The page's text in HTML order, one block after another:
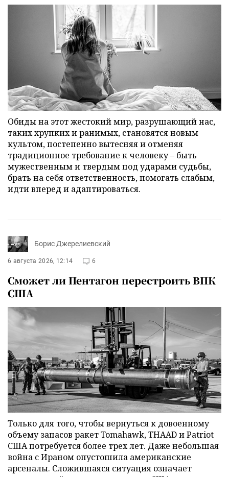
Обиды на этот жестокий мир, разрушающий нас,
таких хрупких и ранимых, становятся новым
культом, постепенно вытесняя и отменяя
традиционное требование к человеку – быть
мужественным и твердым под ударами судьбы,
брать на себя ответственность, помогать слабым,
идти вперед и адаптироваться.
Борис Джерелиевский
6 августа 2026, 12:14 6
Сможет ли Пентагон перестроить ВПК
США
Только для того, чтобы вернуться к довоенному
объему запасов ракет Tomahawk, THAAD и Patriot
США потребуется более трех лет. Даже небольшая
война с Ираном опустошила американские
арсеналы. Сложившаяся ситуация означает